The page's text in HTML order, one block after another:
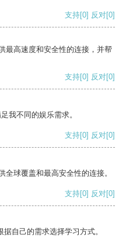
支持[0] 反对[0]
最高速度和安全性的连接，并帮
支持[0] 反对[0]
我不同的娱乐需求。
支持[0] 反对[0]
球覆盖和最高安全性的连接。
支持[0] 反对[0]
自己的需求选择学习方式。